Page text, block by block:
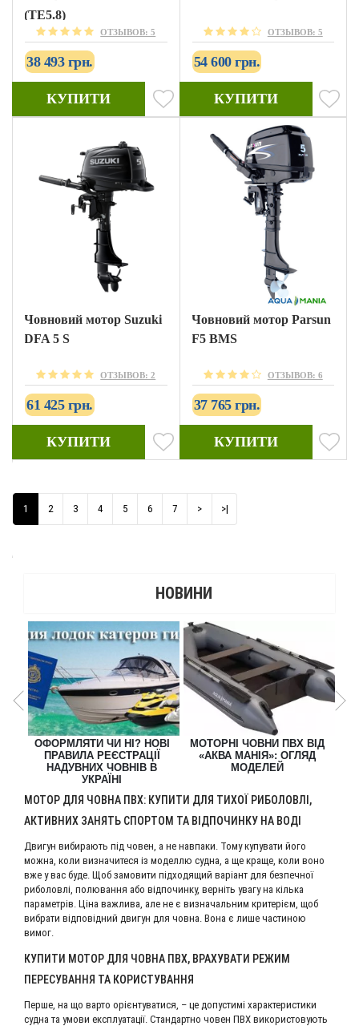
(TE5.8)
ОТЗЫВОВ: 5
38 493 грн.
КУПИТИ
ОТЗЫВОВ: 5
54 600 грн.
КУПИТИ
Човновий мотор Suzuki
DFA 5 S
ОТЗЫВОВ: 2
61 425 грн.
КУПИТИ
Човновий мотор Parsun
F5 BMS
ОТЗЫВОВ: 6
37 765 грн.
КУПИТИ
1 2 3 4 5 6 7 > >|
ОФОРМЛЯТИ ЧИ НІ? НОВІ
ПРАВИЛА РЕЄСТРАЦІЇ
НАДУВНИХ ЧОВНІВ В
УКРАЇНІ
МОТОРНІ ЧОВНИ ПВХ ВІД
«АКВА МАНІЯ»: ОГЛЯД
МОДЕЛЕЙ
МОТОР ДЛЯ ЧОВНА ПВХ: КУПИТИ ДЛЯ ТИХОЇ РИБОЛОВЛІ,
АКТИВНИХ ЗАНЯТЬ СПОРТОМ ТА ВІДПОЧИНКУ НА ВОДІ
Двигун вибирають під човен, а не навпаки. Тому купувати його
можна, коли визначитеся із моделлю судна, а ще краще, коли воно
вже у вас буде. Щоб замовити підходящий варіант для безпечної
риболовлі, полювання або відпочинку, верніть увагу на кілька
параметрів. Ціна важлива, але не є визначальним критерієм, щоб
вибрати відповідний двигун для човна. Вона є лише частиною
вимог.
КУПИТИ МОТОР ДЛЯ ЧОВНА ПВХ, ВРАХУВАТИ РЕЖИМ
ПЕРЕСУВАННЯ ТА КОРИСТУВАННЯ
Перше, на що варто орієнтуватися, – це допустимі характеристики
судна та умови експлуатації. Стандартно човен ПВХ використовують